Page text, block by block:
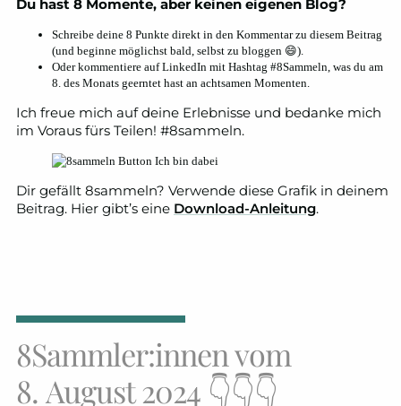
Du hast 8 Momente, aber keinen eigenen Blog?
Schreibe deine 8 Punkte direkt in den Kommentar zu diesem Beitrag
(und beginne möglichst bald, selbst zu bloggen 😄).
Oder kommentiere auf LinkedIn mit Hashtag #8Sammeln, was du am
8. des Monats geerntet hast an achtsamen Momenten.
Ich freue mich auf deine Erlebnisse und bedanke mich
im Voraus fürs Teilen! #8sammeln.
Dir gefällt 8sammeln? Verwende diese Grafik in deinem
Beitrag. Hier gibt’s eine Download-Anleitung.
8Sammler:innen vom
8. August 2024 👇👇👇